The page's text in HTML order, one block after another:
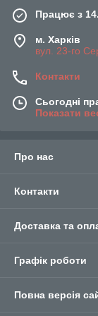
Працює з
м. Харків
вул. 23-го
Контакти
Сьогодні
Показати
Про нас
Контакти
Доставка та
Графік роботи
Повна версія